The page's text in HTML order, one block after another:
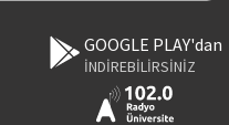
GOOGLE PLAY'dan
İNDİREBİLİRSİNİZ